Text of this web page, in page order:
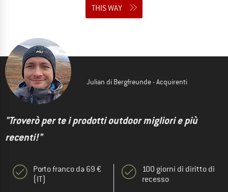
THIS WAY
Julian di Bergfreunde - Acquirenti
"Troverò per te i prodotti outdoor migliori e più
recenti!"
Porto franco da 69 €
(IT)
100 giorni di diritto di
recesso